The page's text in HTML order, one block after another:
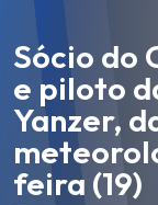
Sócio do
e piloto
Yanzer,
feira (19)